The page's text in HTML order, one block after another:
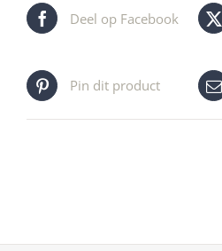
Deel op Facebook
Pin dit product